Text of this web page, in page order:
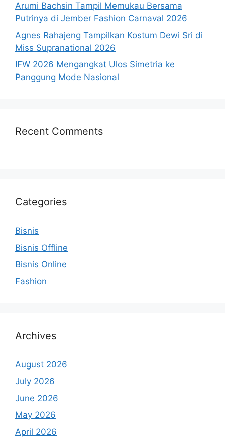
Arumi Bachsin Tampil Memukau Bersama
Putrinya di Jember Fashion Carnaval 2026
Agnes Rahajeng Tampilkan Kostum Dewi Sri di
Miss Supranational 2026
IFW 2026 Mengangkat Ulos Simetria ke
Panggung Mode Nasional
Recent Comments
Categories
Bisnis
Bisnis Offline
Bisnis Online
Fashion
Archives
August 2026
July 2026
June 2026
May 2026
April 2026